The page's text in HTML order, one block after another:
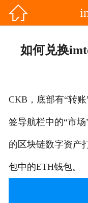

如何兑换
CKB，底部有“转
签导航栏中的“市
的区块链数字资产
包中的ETH钱包。